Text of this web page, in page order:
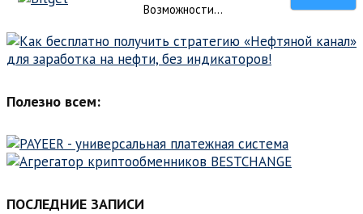
Возможности...
Полезно всем:
ПОСЛЕДНИЕ ЗАПИСИ